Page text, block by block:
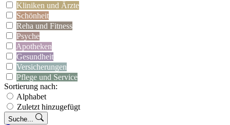
Kliniken und Ärzte
Schönheit
Reha und Fitness
Psyche
Apotheken
Gesundheit
Versicherungen
Pflege und Service
Sortierung nach:
Alphabet
Zuletzt hinzugefügt
Suche...